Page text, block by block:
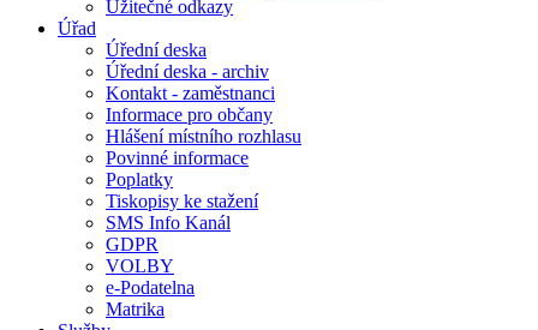
Užitečné odkazy
Úřad
Úřední deska
Úřední deska - archiv
Kontakt - zaměstnanci
Informace pro občany
Hlášení místního rozhlasu
Povinné informace
Poplatky
Tiskopisy ke stažení
SMS Info Kanál
GDPR
VOLBY
e-Podatelna
Matrika